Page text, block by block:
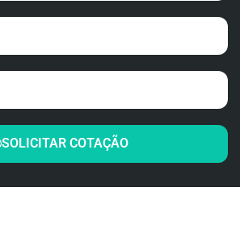
SOLICITAR COTAÇÃO